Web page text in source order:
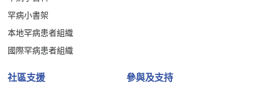
罕病小書架
本地罕病患者組織
國際罕病患者組織
社區支援 參與及支持